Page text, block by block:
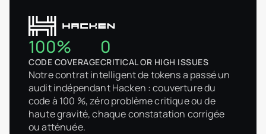
100%
CODE COVERAGE
0
CRITICAL OR HIGH ISSUES
Notre contrat intelligent de tokens a passé un
audit indépendant Hacken : couverture du
code à 100 %, zéro problème critique ou de
haute gravité, chaque constatation corrigée
ou atténuée.